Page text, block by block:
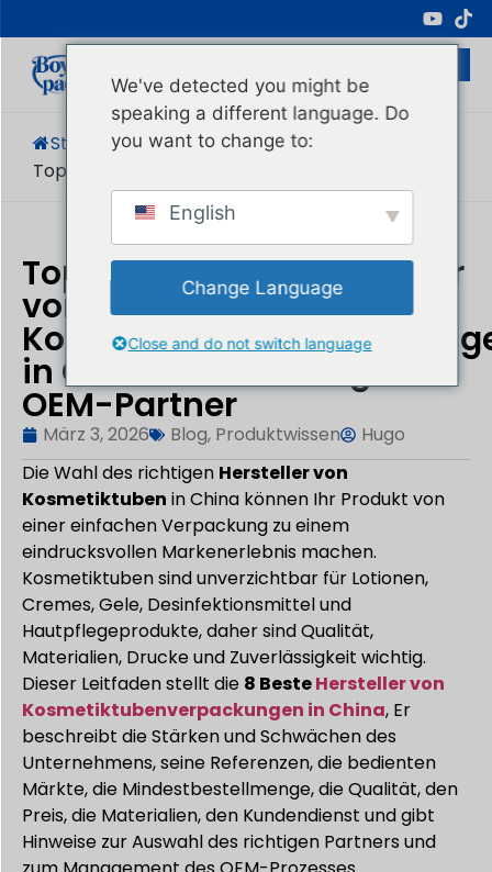
Kosmetikverpackungen
Startseite/ Blog / Produktwissen
Top 8 Beste Kosmetische...
Top 8 der besten Hersteller
von
in China: Zuverlässige
OEM-Partner
März 3, 2026 Blog, Produktwissen
Hugo
Die Wahl des richtigen Hersteller von
Kosmetiktuben in China können Ihr Produkt von
einer einfachen Verpackung zu einem
eindrucksvollen Markenerlebnis machen.
Kosmetiktuben sind unverzichtbar für Lotionen,
Cremes, Gele, Desinfektionsmittel und
Hautpflegeprodukte, daher sind Qualität,
Materialien, Drucke und Zuverlässigkeit wichtig.
Dieser Leitfaden stellt die 8 BesteHersteller von
Kosmetiktubenverpackungen in China, Er
beschreibt die Stärken und Schwächen des
Unternehmens, seine Referenzen, die bedienten
Märkte, die Mindestbestellmenge, die Qualität, den
Preis, die Materialien, den Kundendienst und gibt
Hinweise zur Auswahl des richtigen Partners und
We've detected you might be
speaking a different language. Do
you want to change to:
English
Change Language
Close and do not switch language